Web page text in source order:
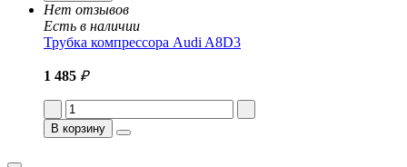
Нет отзывов
Есть в наличии
Трубка компрессора Audi A8D3
1 485 ₽
В корзину